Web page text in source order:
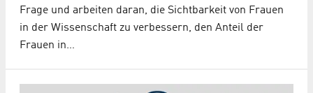
Frage und arbeiten daran, die Sichtbarkeit von Frauen
in der Wissenschaft zu verbessern, den Anteil der
Frauen in…